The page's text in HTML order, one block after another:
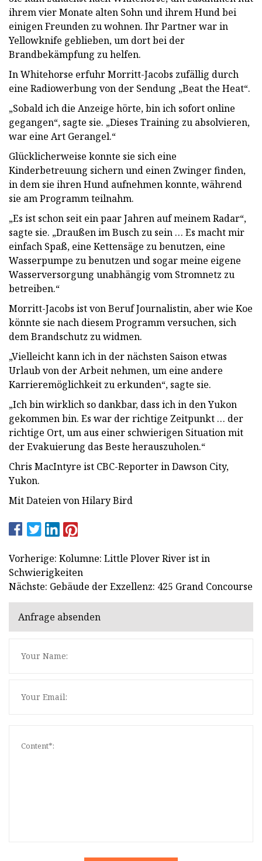
ihrem vier Monate alten Sohn und ihrem Hund bei
einigen Freunden zu wohnen. Ihr Partner war in
Yellowknife geblieben, um dort bei der
Brandbekämpfung zu helfen.
In Whitehorse erfuhr Morritt-Jacobs zufällig durch
eine Radiowerbung von der Sendung „Beat the Heat“.
„Sobald ich die Anzeige hörte, bin ich sofort online
gegangen“, sagte sie. „Dieses Training zu absolvieren,
war eine Art Gerangel.“
Glücklicherweise konnte sie sich eine
Kinderbetreuung sichern und einen Zwinger finden,
in dem sie ihren Hund aufnehmen konnte, während
sie am Programm teilnahm.
„Es ist schon seit ein paar Jahren auf meinem Radar“,
sagte sie. „Draußen im Busch zu sein … Es macht mir
einfach Spaß, eine Kettensäge zu benutzen, eine
Wasserpumpe zu benutzen und sogar meine eigene
Wasserversorgung unabhängig vom Stromnetz zu
betreiben.“
Morritt-Jacobs ist von Beruf Journalistin, aber wie Koe
könnte sie nach diesem Programm versuchen, sich
dem Brandschutz zu widmen.
„Vielleicht kann ich in der nächsten Saison etwas
Urlaub von der Arbeit nehmen, um eine andere
Karrieremöglichkeit zu erkunden“, sagte sie.
„Ich bin wirklich so dankbar, dass ich in den Yukon
gekommen bin. Es war der richtige Zeitpunkt … der
richtige Ort, um aus einer schwierigen Situation mit
der Evakuierung das Beste herauszuholen.“
Chris MacIntyre ist CBC-Reporter in Dawson City,
Yukon.
Mit Dateien von Hilary Bird
Vorherige: Kolumne: Little Plover River ist in
Schwierigkeiten
Nächste: Gebäude der Exzellenz: 425 Grand Concourse
Anfrage absenden